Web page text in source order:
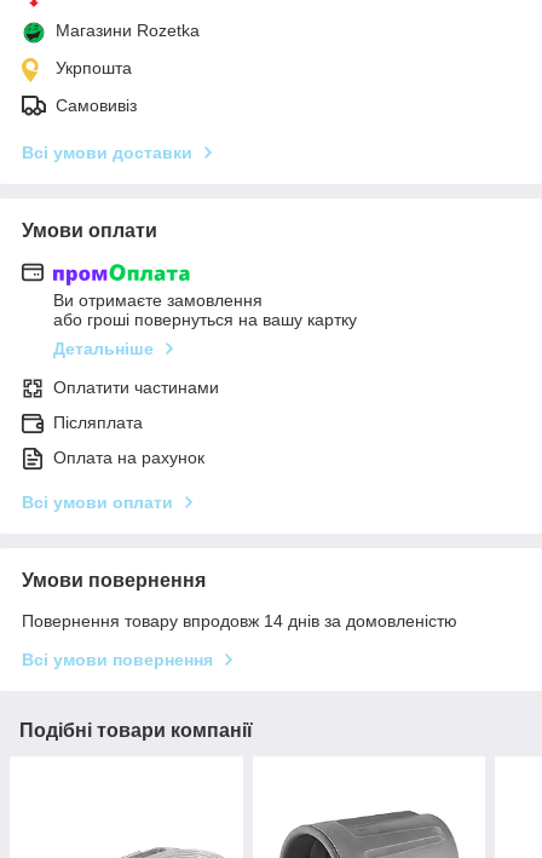
Магазини Rozetka
Укрпошта
Самовивіз
Всі умови доставки
Умови оплати
Ви отримаєте замовлення
або гроші повернуться на вашу картку
Детальніше
Оплатити частинами
Післяплата
Оплата на рахунок
Всі умови оплати
Умови повернення
Повернення товару впродовж 14 днів за домовленістю
Всі умови повернення
Подібні товари компанії